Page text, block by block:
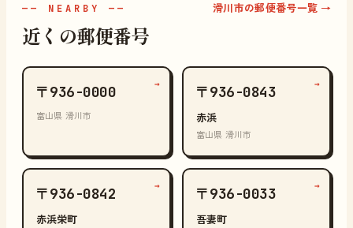
—— NEARBY ——
近くの郵便番号
滑川市の郵便番号一覧 →
〒936-0000
富山県 滑川市
→ 〒936-0843
赤浜
富山県 滑川市
→
〒936-0842
赤浜栄町
→ 〒936-0033
吾妻町
→